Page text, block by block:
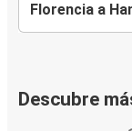
Florencia a
Descubre